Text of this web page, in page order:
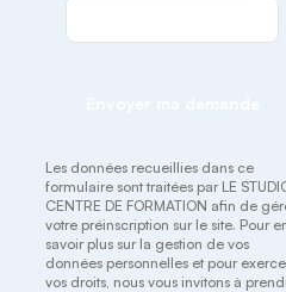
Les données recueillies dans ce
formulaire sont traitées par LE
CENTRE DE FORMATION afin de
votre préinscription sur le site. Pour
savoir plus sur la gestion de vos
données personnelles et pour
vos droits, nous vous invitons à